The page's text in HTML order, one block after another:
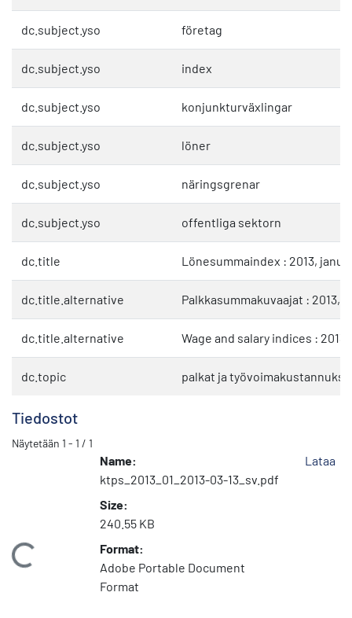
dc.subject.yso företag
dc.subject.yso index
dc.subject.yso konjunkturväxlingar
dc.subject.yso löner
dc.subject.yso näringsgrenar
dc.subject.yso offentliga sektorn
dc.title Lönesummaindex : 2013,
dc.title.alternative Palkkasummakuvaajat : 2013,
dc.title.alternative Wage and salary indices :
dc.topic palkat ja
Tiedostot
Näytetään 1 - 1 / 1
Ladataan...
Name:
ktps_2013_01_2013-03-13_sv.pdf
Size:
240.55 KB
Format:
Adobe Portable Document
Format
Lataa